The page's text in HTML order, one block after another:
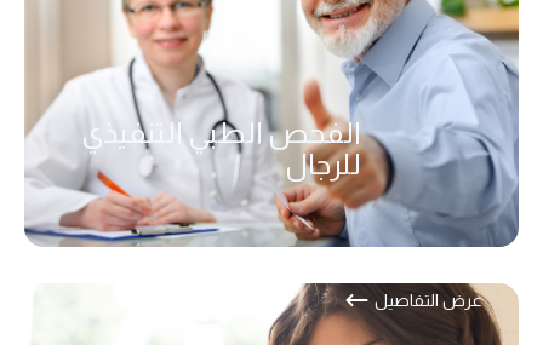
الفحص الطبي التنفيذي
للرجال
عرض التفاصيل